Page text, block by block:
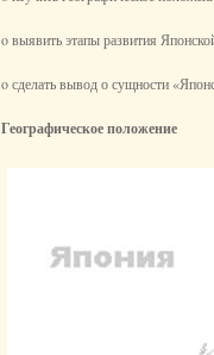
o выявить этапы развития
o сделать вывод о сущности
Географическое положение